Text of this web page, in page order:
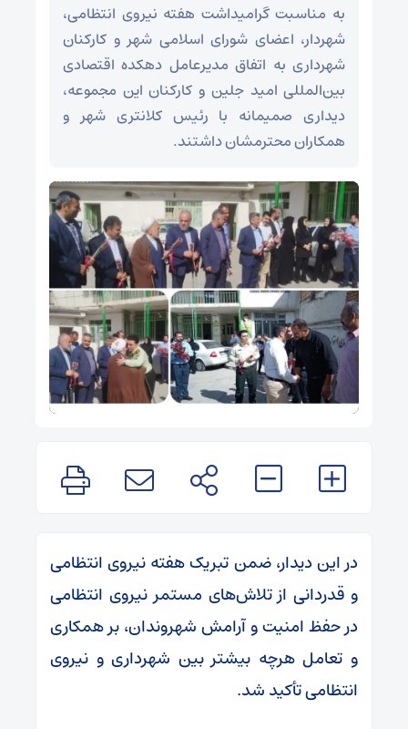
به مناسبت گرامیداشت هفته نیروی انتظامی،
شهردار، اعضای شورای اسلامی شهر و کارکنان
شهرداری به اتفاق مدیرعامل دهکده اقتصادی
بین‌المللی امید جلین و کارکنان این مجموعه،
دیداری صمیمانه با رئیس کلانتری شهر و
همکاران محترمشان داشتند.
در این دیدار، ضمن تبریک هفته نیروی انتظامی
و قدردانی از تلاش‌های مستمر نیروی انتظامی
در حفظ امنیت و آرامش شهروندان، بر همکاری
و تعامل هرچه بیشتر بین شهرداری و نیروی
انتظامی تأکید شد.